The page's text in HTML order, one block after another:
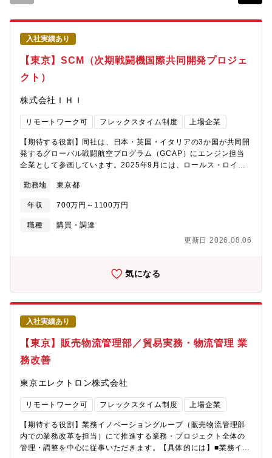
入社実績あり
【東京】SCM（次期戦闘機国際共同開発プロジェ
クト）
株式会社ＩＨＩ
リモートワーク可 フレックスタイム制度 上場企業
【期待する役割】同社は、日本・英国・イタリアの3か国が共同開
発するグローバル戦闘航空プログラム（GCAP）にエンジン担当
企業として参画しています。2025年9月には、ロールス・ロイス
向けの次世代エンジンシステム開発を加速するためのコンソーシ
アムに関する協力協定を締結しており、当部門は当該開発事業を
主導する一企業として、エンジンのシステムインテグレーショ
ン、ならびにエンジン構成要素の設計・開発を担っています。こ
とした社内の関係部門と連携し、共同開発を遂行するためのサプ
本プログラムは国家的規模の防衛装備品開発事業であり、第６世
代戦闘機用エンジンの国際共同開発という最先端かつグローバル
なプロジェクトの中で、主導的にエンジン開発を進める企業のサ
プライチェーン計画・調達戦略立案・リスク管理等のサプライチ
ェーンマネジメント業務を担う一員として活躍いただきます。今
後益々厳しさを増すことが予想される我が国の安全保障に寄与す
べく、戦闘機の要となる最先端技術を適用したエンジン開発、お
よびその安定的なサプライチェーン構築に向けた渉外・調整業務
にも主体的に取り組んでいただきます。具体的な職務内容は以下
約に基づく各種法規や契約条項を踏まえた規程類整備・関係者・
関係部門と連携したサプライチェーン戦略の立案と遂行（輸出入
管理や安全保障関連の法令、顧客要求を的確に踏まえた中長期的
達状況のフォローアップと課題解決の主導将来的な量産フェーズ
に向けた輸出入管理や安全保障関連の法令、顧客要求を踏まえた
うえで、長期的な調達戦略を策定し、資金確保やコスト最適化を
勤務地 東京都
年収 700万円～1100万円
職種
購買・調達
更新日 2026.08.06
気になる
入社実績あり
【東京】販売物流管理部／貿易実務・物流管理 業
務改善
東京エレクトロン株式会社
リモートワーク可 フレックスタイム制度 上場企業
【期待する役割】業務イノベーショングループ（販売物流管理部
内での業務改革を担当）にて推進する業務・プロジェクト全体の
管理・調整を中心に従事いただきます。【具体的には】■業務イノ